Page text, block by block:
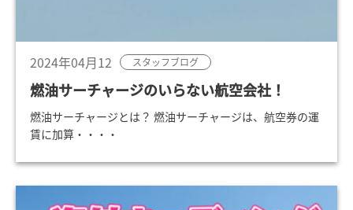
2024年04月12 スタッフブログ
燃油サーチャージのいらない航空会社！
燃油サーチャージとは？ 燃油サーチャージは、航空券の運
賃に加算・・・・